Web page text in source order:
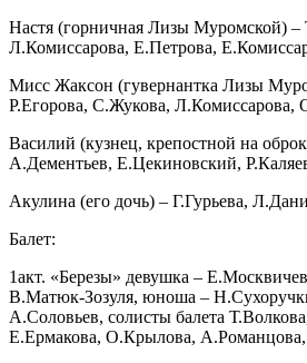
Настя (горничная Лизы Муромской) –
Л.Комиссарова, Е.Петрова,
Мисс Жаксон (гувернантка Лизы
Р.Егорова, С.Жукова, Л.Комиссарова,
Василий (кузнец, крепостной на
А.Дементьев, Е.Цекиновский,
Акулина (его дочь) – Г.Гурьева,
Балет:
1акт. «Березы» девушка –
В.Матюк-Зозуля, юноша –
А.Соловьев, солисты балета
Е.Ермакова, О.Крылова,